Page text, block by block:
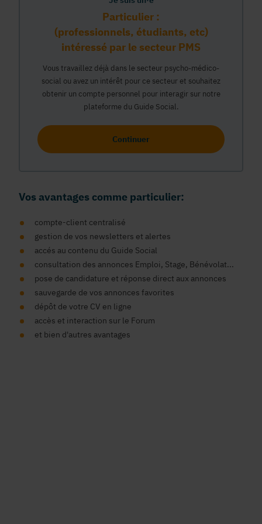
Particulier :
(professionnels, étudiants, etc)
intéressé par le secteur PMS
Vous travaillez déjà dans le secteur psycho-médico-
social ou avez un intérêt pour ce secteur et souhaitez
obtenir un compte personnel pour interagir sur notre
plateforme du Guide Social.
Continuer
Vos avantages comme particulier:
compte-client centralisé
gestion de vos newsletters et alertes
accés au contenu du Guide Social
consultation des annonces Emploi, Stage, Bénévolat...
pose de candidature et réponse direct aux annonces
sauvegarde de vos annonces favorites
dépôt de votre CV en ligne
accès et interaction sur le Forum
et bien d'autres avantages